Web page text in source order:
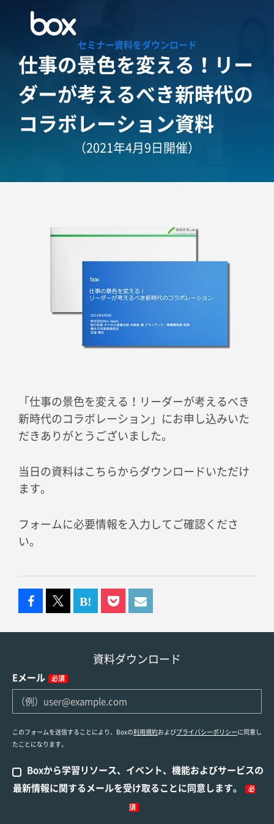
セミナー資料をダウンロード
仕事の景色を変える！ リー
ダーが考えるべき新時代の
コラボレーション資料
（2021年4月9日開催）
「仕事の景色を変える！リーダーが考えるべき
新時代のコラボレーション」にお申し込みいた
だきありがとうございました。
当日の資料はこちらからダウンロードいただけ
ます。
フォームに必要情報を入力してご確認くださ
い。
資料ダウンロード
Eメール 必須
このフォームを送信することにより、Boxの利用規約およびプライバシーポリシーに同意し
たことになります。
Boxから学習リソース、イベント、機能およびサービスの
最新情報に関するメールを受け取ることに同意します。
必
須